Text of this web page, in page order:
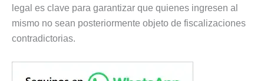
legal es clave para garantizar que quienes ingresen al
mismo no sean posteriormente objeto de fiscalizaciones
contradictorias.